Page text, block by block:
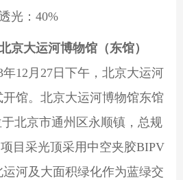
光：40%
京大运河博物馆（东馆）
12月27日下午，北京大运河
馆。北京大运河博物馆东馆
北京市通州区永顺镇，总规
目采光顶采用中空夹胶BIPV
河及大面积绿化作为蓝绿交